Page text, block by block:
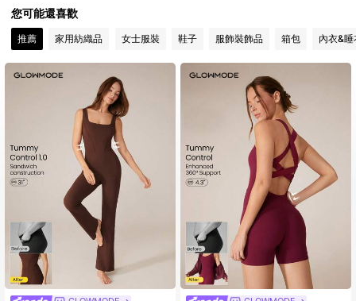
4.92 2.2M 追蹤者
您可能還喜歡
推薦 家用紡織品 女士服裝 鞋子 服飾裝飾品 箱包 內衣&睡